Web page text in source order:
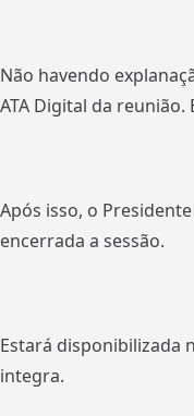
Não havendo
ATA Digital da reunião.
Após isso, o
encerrada a sessão.
Estará disponibilizada
integra.